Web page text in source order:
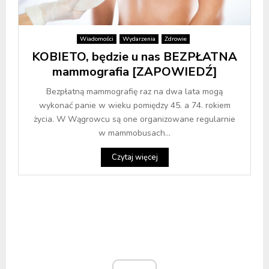
Wiadomości Wydarzenia Zdrowie
KOBIETO, będzie u nas BEZPŁATNA
mammografia [ZAPOWIEDŹ]
Bezpłatną mammografię raz na dwa lata mogą
wykonać panie w wieku pomiędzy 45. a 74. rokiem
życia. W Wągrowcu są one organizowane regularnie
w mammobusach...
Czytaj więcej